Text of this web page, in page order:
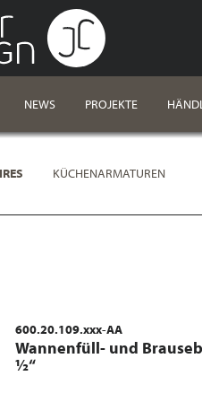
NEWS PROJEKTE
KÜCHENARMATUREN
600.20.109.xxx-AA
Wannenfüll- und
½“